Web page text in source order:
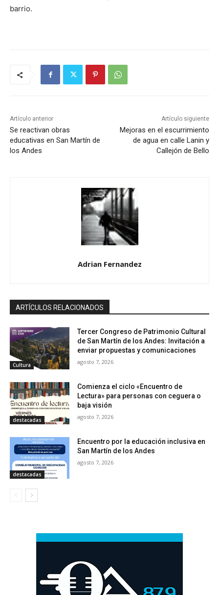
barrio.
Artículo anterior
Se reactivan obras
educativas en San Martín de
los Andes
Artículo siguiente
Mejoras en el escurrimiento
de agua en calle Lanin y
Callejón de Bello
Adrian Fernandez
ARTÍCULOS RELACIONADOS
Cultura
Tercer Congreso de Patrimonio Cultural
de San Martín de los Andes: Invitación a
enviar propuestas y comunicaciones
agosto 7, 2026
destacadas
Comienza el ciclo «Encuentro de
Lectura» para personas con ceguera o
baja visión
agosto 7, 2026
destacadas
Encuentro por la educación inclusiva en
San Martín de los Andes
agosto 7, 2026